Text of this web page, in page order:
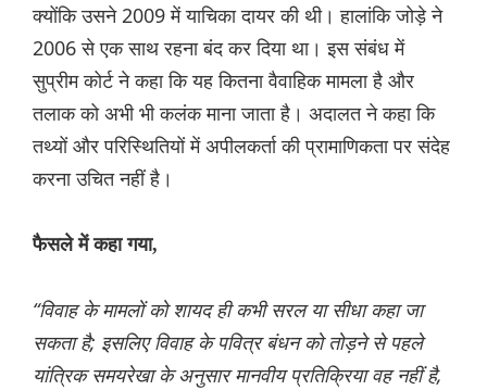
क्योंकि उसने 2009 में याचिका दायर की थी। हालांकि जोड़े ने
2006 से एक साथ रहना बंद कर दिया था। इस संबंध में
सुप्रीम कोर्ट ने कहा कि यह कितना वैवाहिक मामला है और
तलाक को अभी भी कलंक माना जाता है। अदालत ने कहा कि
तथ्यों और परिस्थितियों में अपीलकर्ता की प्रामाणिकता पर संदेह
करना उचित नहीं है।
फैसले में कहा गया,
“विवाह के मामलों को शायद ही कभी सरल या सीधा कहा जा
सकता है; इसलिए विवाह के पवित्र बंधन को तोड़ने से पहले
यांत्रिक समयरेखा के अनुसार मानवीय प्रतिक्रिया वह नहीं है,